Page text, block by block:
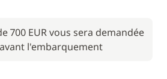
700 EUR vous sera demandée
l'embarquement